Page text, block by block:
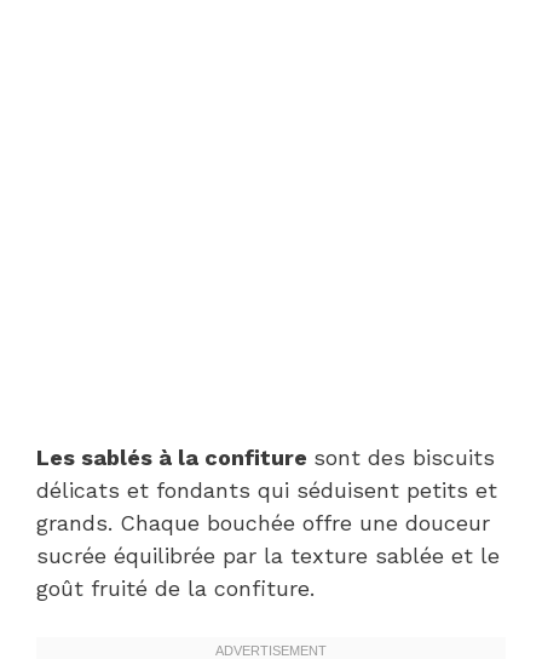
Les sablés à la confiture sont des biscuits
délicats et fondants qui séduisent petits et
grands. Chaque bouchée offre une douceur
sucrée équilibrée par la texture sablée et le
goût fruité de la confiture.